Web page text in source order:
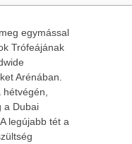
egymással
Trófeájának
Arénában.
a Dubai
legújabb tét a